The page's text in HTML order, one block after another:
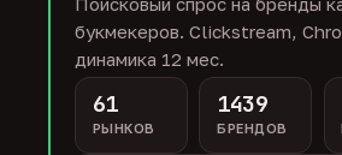
букмекеров. Clickstream,
динамика 12 мес.
61
РЫНКОВ
1439
БРЕНДОВ